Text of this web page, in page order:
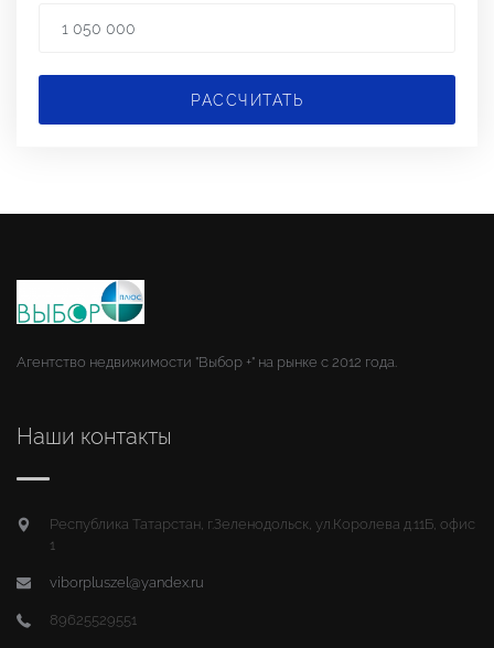
РАССЧИТАТЬ
Агентство недвижимости "Выбор +" на рынке с 2012 года.
Наши контакты
Республика Татарстан, г.Зеленодольск, ул.Королева д.11Б, офис
1
viborpluszel@yandex.ru
89625529551